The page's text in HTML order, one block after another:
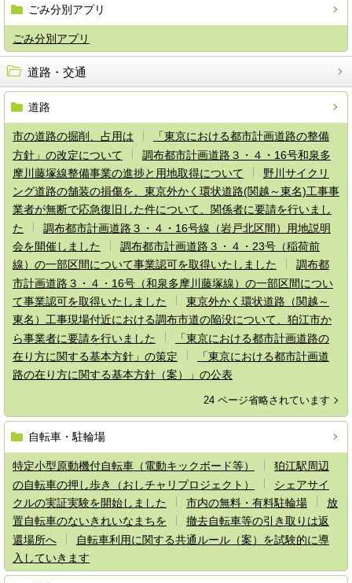
ごみ分別アプリ
ごみ分別アプリ
道路・交通
道路
市の道路の掘削、占用は
「東京における都市計画道路の整備
方針」の改定について
調布都市計画道路３・４・16号和泉多
摩川藤塚線整備事業の進捗と用地取得について
野川サイクリ
ング道路の舗装の損傷を、東京外かく環状道路(関越～東名)工事事
業者が無断で応急復旧した件について、関係者に要請を行いまし
た
調布都市計画道路３・４・16号線（岩戸北区間）用地説明
会を開催しました
調布都市計画道路３・４・23号（稲荷前
線）の一部区間について事業認可を取得いたしました
調布都
市計画道路３・４・16号（和泉多摩川藤塚線）の一部区間につい
て事業認可を取得いたしました
東京外かく環状道路（関越～
東名）工事現場付近における調布市道の陥没について、狛江市か
ら事業者に要請を行いました
「東京における都市計画道路の
在り方に関する基本方針」の策定
「東京における都市計画道
路の在り方に関する基本方針（案）」の公表
24 ページ省略されています
自転車・駐輪場
特定小型原動機付自転車（電動キックボード等）
狛江駅周辺
の自転車の押し歩き（おしチャリプロジェクト）
シェアサイ
クルの実証実験を開始しました
市内の無料・有料駐輪場
放
置自転車のないきれいなまちを
撤去自転車等の引き取りは返
還場所へ
自転車利用に関する共通ルール（案）を試験的に導
入していきます